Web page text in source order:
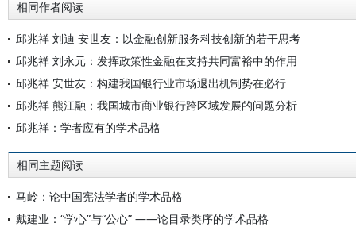
相同作者阅读
邱兆祥 刘迪 安世友：以金融创新服务科技创新的若干思考
邱兆祥 刘永元：发挥政策性金融在支持共同富裕中的作用
邱兆祥 安世友：构建我国银行业市场退出机制势在必行
邱兆祥 熊江融：我国城市商业银行跨区域发展的问题分析
邱兆祥：学者应有的学术品格
相同主题阅读
马岭：论中国宪法学者的学术品格
戴建业：“学心”与“公心” ——论目录类序的学术品格